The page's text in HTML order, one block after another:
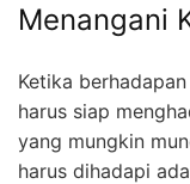
Menangani
Ketika
harus siap
yang mungkin
harus dihadapi